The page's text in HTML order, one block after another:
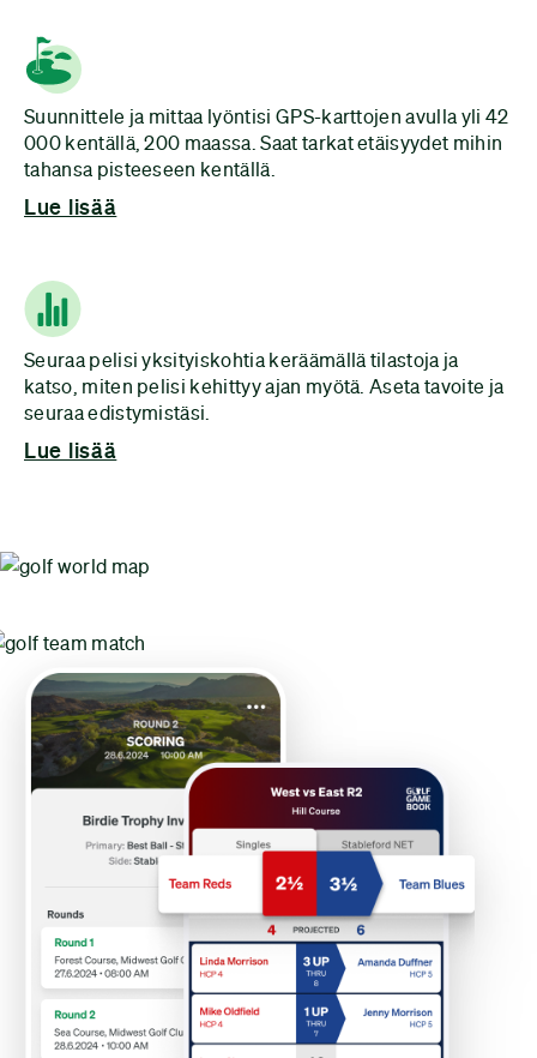
Suunnittele ja mittaa lyöntisi GPS-karttojen avulla yli 42
000 kentällä, 200 maassa. Saat tarkat etäisyydet mihin
tahansa pisteeseen kentällä.
Lue lisää
Seuraa pelisi yksityiskohtia keräämällä tilastoja ja
katso, miten pelisi kehittyy ajan myötä. Aseta tavoite ja
seuraa edistymistäsi.
Lue lisää